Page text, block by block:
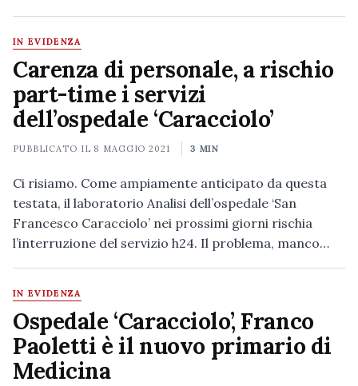
IN EVIDENZA
Carenza di personale, a rischio
part-time i servizi
dell’ospedale ‘Caracciolo’
PUBBLICATO IL 8 MAGGIO 2021 3 MIN
Ci risiamo. Come ampiamente anticipato da questa
testata, il laboratorio Analisi dell’ospedale ‘San
Francesco Caracciolo’ nei prossimi giorni rischia
l’interruzione del servizio h24. Il problema, manco…
IN EVIDENZA
Ospedale ‘Caracciolo’, Franco
Paoletti è il nuovo primario di
Medicina